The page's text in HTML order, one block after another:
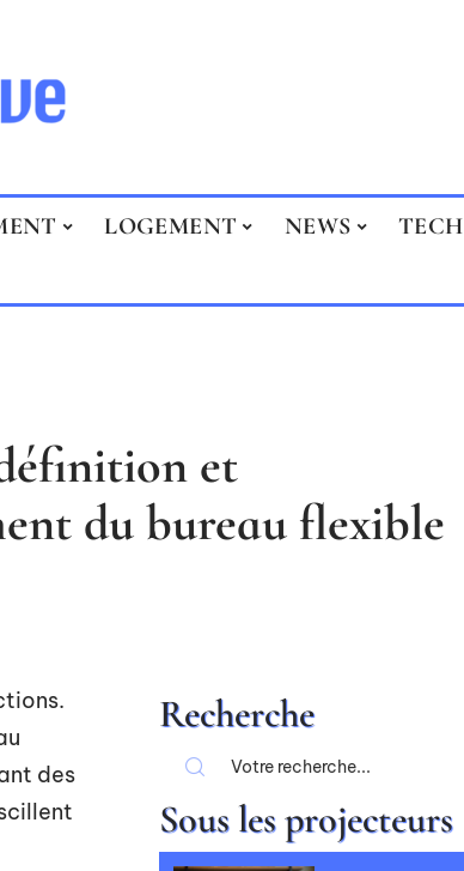
LOGEMENT NEWS
TECH
et
du bureau flexible
des
Recherche
Sous les projecteurs